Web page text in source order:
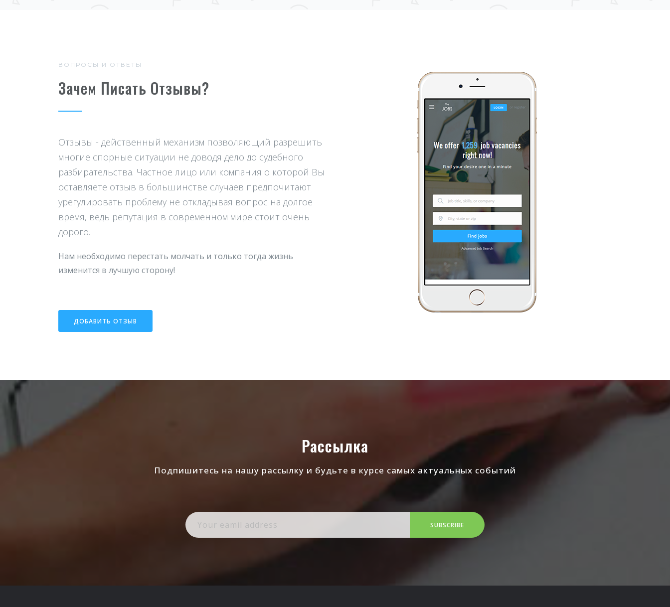
ВОПРОСЫ И ОТВЕТЫ
Зачем Писать Отзывы?
Отзывы - действенный механизм позволяющий разрешить
многие спорные ситуации не доводя дело до судебного
разбирательства. Частное лицо или компания о которой Вы
оставляете отзыв в большинстве случаев предпочитают
урегулировать проблему не откладывая вопрос на долгое
время, ведь репутация в современном мире стоит очень
дорого.
Нам необходимо перестать молчать и только тогда жизнь
изменится в лучшую сторону!
ДОБАВИТЬ ОТЗЫВ
Рассылка
Подпишитесь на нашу рассылку и будьте в курсе самых актуальных событий
SUBSCRIBE